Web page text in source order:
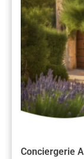
Conciergerie